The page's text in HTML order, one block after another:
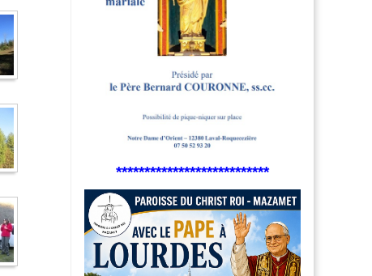
***************************